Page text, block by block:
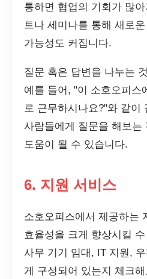
통하면 협업의 기회가 많
트나 세미나를 통해 새로
가능성도 커집니다.
질문 혹은 답변을 나누는
예를 들어, "이 소호오피스
로 근무하시나요?"와 같이
사람들에게 질문을 해보는
도움이 될 수 있습니다.
6. 지원 서비스
소호오피스에서 제공하는
효율성을 크게 향상시킬
사무 기기 임대, IT 지원,
게 구성되어 있는지 체크